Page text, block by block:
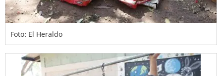
Foto: El Heraldo